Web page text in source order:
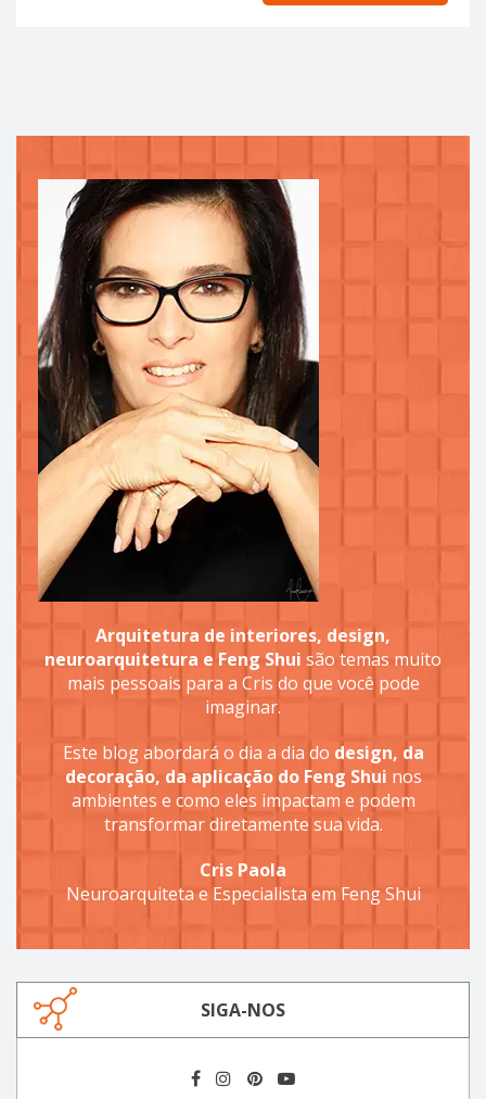
Arquitetura de interiores, design,
neuroarquitetura e Feng Shui são temas muito
mais pessoais para a Cris do que você pode
imaginar.
Este blog abordará o dia a dia do design, da
decoração, da aplicação do Feng Shui nos
ambientes e como eles impactam e podem
transformar diretamente sua vida.
Cris Paola
Neuroarquiteta e Especialista em Feng Shui
SIGA-NOS